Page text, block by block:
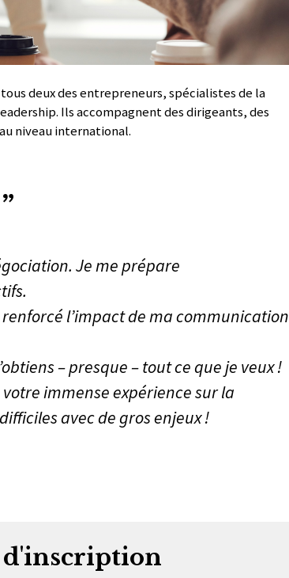
deux des entrepreneurs, spécialistes de la
Ils accompagnent des dirigeants, des
niveau international.
”
Je me prépare
l’impact de ma communication
– presque – tout ce que je veux !
immense expérience sur la
avec de gros enjeux !